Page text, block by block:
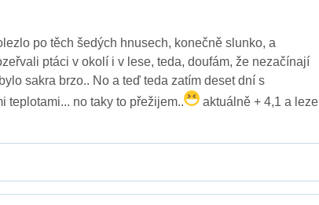
po těch šedých hnusech, konečně slunko, a
ptáci v okolí i v lese, teda, doufám, že nezačínají
sakra brzo.. No a teď teda zatím deset dní s
teplotami... no taky to přežijem..
aktuálně + 4,1 a leze